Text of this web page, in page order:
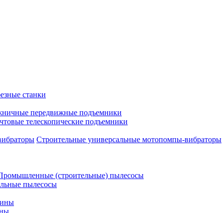
станки
передвижные подъемники
телескопические подъемники
Строительные универсальные мотопомпы-вибраторы
(строительные) пылесосы
пылесосы